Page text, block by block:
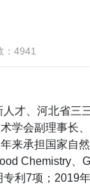
：4941
才、河北省三
学会副理事长
来承担国家自
Chemistry、
利7项；2019